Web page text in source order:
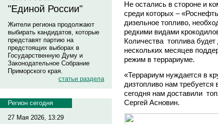
"Единой России"
Жители региона продолжают
выбирать кандидатов, которые
представят партию на
предстоящих выборах в
Государственную Думу и
Законодательное Собрание
Приморского края.
статьи раздела
Регион сегодня
27 Мая 2026, 13:29
Не остались в стороне и
среди которых –
дизельное топливо,
редкими видами
Количества топлива
нескольких месяцев
режим в террариуме.
«Террариум нуждается в
дизтопливо нам требуется
сегодня нам доставили
Сергей Асновин.